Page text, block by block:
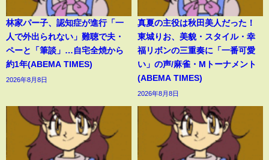
林家パー子、認知症が進行「一
人で外出られない」難聴で夫・
ペーと「筆談」…自宅全焼から
約1年(ABEMA TIMES)
2026年8月8日
真夏の主役は秋田美人だった！
東城りお、美貌・スタイル・幸
福リボンの三重奏に「一番可愛
い」の声/麻雀・Mトーナメント
(ABEMA TIMES)
2026年8月8日